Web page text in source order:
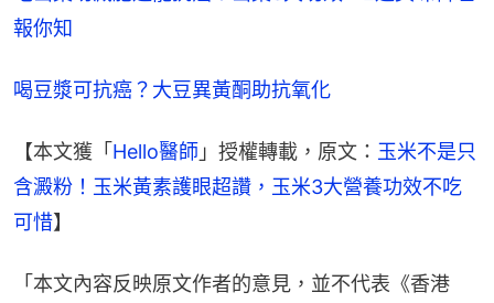
報你知
喝豆漿可抗癌？大豆異黃酮助抗氧化
【本文獲「 Hello醫師 」授權轉載，原文： 玉米不是只
含澱粉！玉米黃素護眼超讚，玉米3大營養功效不吃
可惜】
「本文內容反映原文作者的意見，並不代表《香港